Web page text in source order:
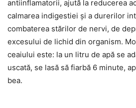
antiinflamatorii, ajută la reducerea
calmarea indigestiei și a durerilor
combaterea stărilor de nervi, de
excesului de lichid din organism.
ceaiului este: la un litru de apă se
uscată, se lasă să fiarbă 6 minute,
bea.